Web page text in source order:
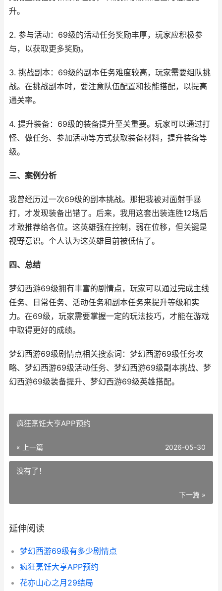
升。
2. 参与活动：69级的活动任务奖励丰厚，玩家应积极参
与，以获取更多奖励。
3. 挑战副本：69级的副本任务难度较高，玩家需要组队挑
战。在挑战副本时，要注意队伍配置和技能搭配，以提高
通关率。
4. 提升装备：69级的装备提升至关重要。玩家可以通过打
怪、做任务、参加活动等方式获取装备材料，提升装备等
级。
三、案例分析
我曾经历过一次69级的副本挑战。那把我被对面射手暴
打，才发现装备出错了。后来，我用这套出装连胜12场后
才敢推荐给各位。这英雄强在控制，弱在位移，但关键是
视野意识。个人认为这英雄目前被低估了。
四、总结
梦幻西游69级拥有丰富的剧情点，玩家可以通过完成主线
任务、日常任务、活动任务和副本任务来提升等级和实
力。在69级，玩家需要掌握一定的玩法技巧，才能在游戏
中取得更好的成绩。
梦幻西游69级剧情点相关搜索词：梦幻西游69级任务攻
略、梦幻西游69级活动任务、梦幻西游69级副本挑战、梦
幻西游69级装备提升、梦幻西游69级英雄搭配。
疯狂烹饪大亨APP预约
« 上一篇 2026-05-30
没有了！
下一篇 »
延伸阅读
梦幻西游69级有多少剧情点
疯狂烹饪大亨APP预约
花亦山心之月29结局